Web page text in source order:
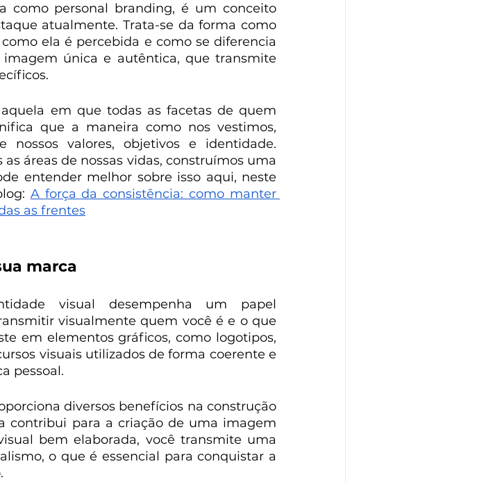
como personal branding, é um conceito
atualmente. Trata-se da forma como
ela é percebida e como se diferencia
única e autêntica, que transmite
em que todas as facetas de quem
que a maneira como nos vestimos,
nossos valores, objetivos e identidade.
áreas de nossas vidas, construímos uma
entender melhor sobre isso aqui, neste
A força da consistência: como manter
as frentes
marca
visual desempenha um papel
visualmente quem você é e o que
em elementos gráficos, como logotipos,
visuais utilizados de forma coerente e
pessoal.
diversos benefícios na construção
contribui para a criação de uma imagem
bem elaborada, você transmite uma
o que é essencial para conquistar a